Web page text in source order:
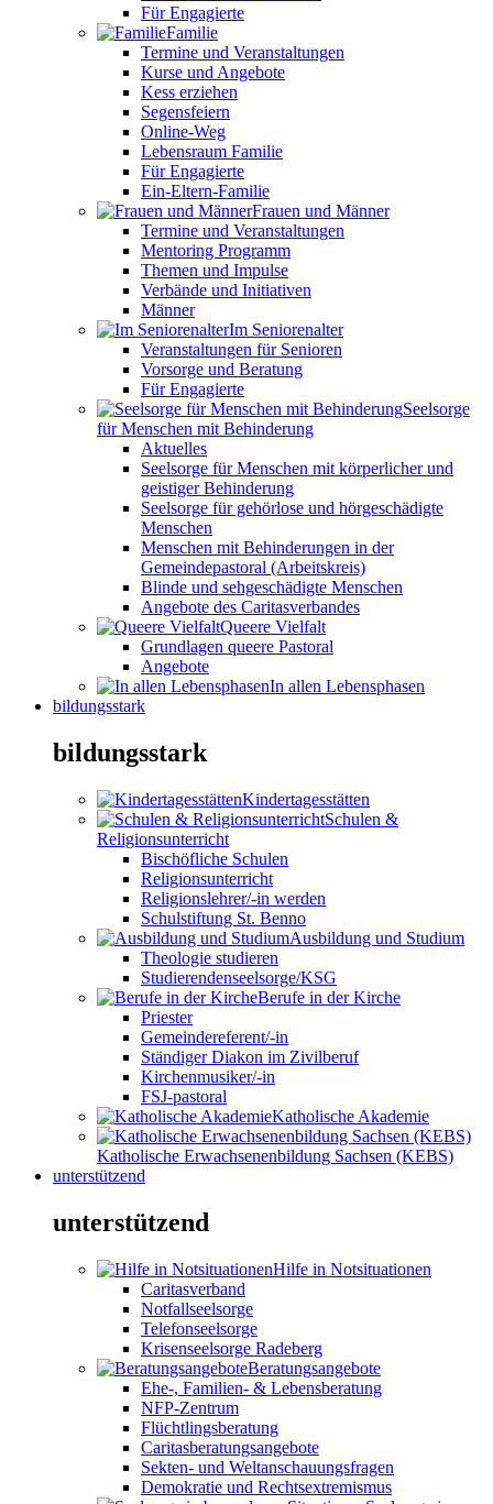
Für Engagierte
Familie
Termine und Veranstaltungen
Kurse und Angebote
Kess erziehen
Segensfeiern
Online-Weg
Lebensraum Familie
Für Engagierte
Ein-Eltern-Familie
Frauen und Männer
Termine und Veranstaltungen
Mentoring Programm
Themen und Impulse
Verbände und Initiativen
Männer
Im Seniorenalter
Veranstaltungen für Senioren
Vorsorge und Beratung
Für Engagierte
Seelsorge
für Menschen mit Behinderung
Aktuelles
Seelsorge für Menschen mit körperlicher und
geistiger Behinderung
Seelsorge für gehörlose und hörgeschädigte
Menschen
Menschen mit Behinderungen in der
Gemeindepastoral (Arbeitskreis)
Blinde und sehgeschädigte Menschen
Angebote des Caritasverbandes
Queere Vielfalt
Grundlagen queere Pastoral
Angebote
In allen Lebensphasen
bildungsstark
bildungsstark
Kindertagesstätten
Schulen &
Religionsunterricht
Bischöfliche Schulen
Religionsunterricht
Religionslehrer/-in werden
Schulstiftung St. Benno
Ausbildung und Studium
Theologie studieren
Studierendenseelsorge/KSG
Berufe in der Kirche
Priester
Gemeindereferent/-in
Ständiger Diakon im Zivilberuf
Kirchenmusiker/-in
FSJ-pastoral
Katholische Akademie
Katholische Erwachsenenbildung Sachsen (KEBS)
unterstützend
unterstützend
Hilfe in Notsituationen
Caritasverband
Notfallseelsorge
Telefonseelsorge
Krisenseelsorge Radeberg
Beratungsangebote
Ehe-, Familien- & Lebensberatung
NFP-Zentrum
Flüchtlingsberatung
Caritasberatungsangebote
Sekten- und Weltanschauungsfragen
Demokratie und Rechtsextremismus